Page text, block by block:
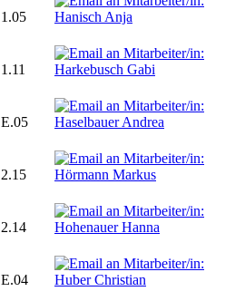
1.05
1.11
E.05
2.15
2.14
E.04